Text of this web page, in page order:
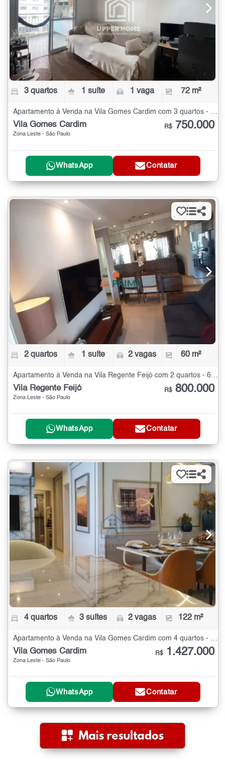
3 quartos 1 suíte 1 vaga 72 m²
Apartamento à Venda na Vila Gomes Cardim com 3 quartos - 72 m²
Vila Gomes Cardim
Zona Leste - São Paulo
R$ 750.000
WhatsApp Contatar
2 quartos 1 suíte 2 vagas 60 m²
Vila Regente Feijó
Zona Leste - São Paulo
R$ 800.000
WhatsApp Contatar
4 quartos 3 suítes 2 vagas 122 m²
Apartamento à Venda na Vila Gomes Cardim com 4 quartos - 122 m²
Vila Gomes Cardim
Zona Leste - São Paulo
R$ 1.427.000
WhatsApp Contatar